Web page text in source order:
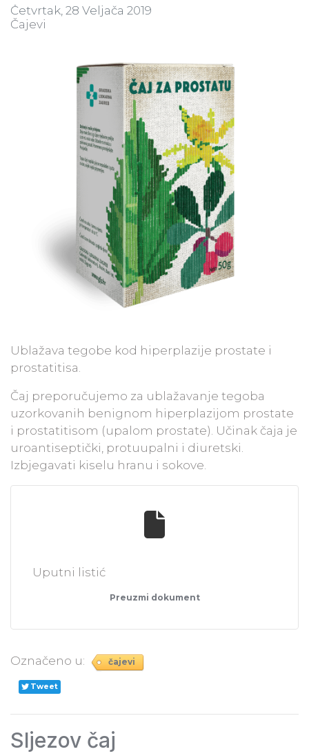
Četvrtak, 28 Veljača 2019
Čajevi
Ublažava tegobe kod hiperplazije prostate i
prostatitisa.
​Čaj preporučujemo za ublažavanje tegoba
uzorkovanih benignom hiperplazijom prostate
i prostatitisom (upalom prostate). Učinak čaja je
uroantiseptički, protuupalni i diuretski.
Izbjegavati kiselu hranu i sokove.
Uputni listić
Preuzmi dokument
Označeno u: čajevi
Tweet
Sljezov čaj